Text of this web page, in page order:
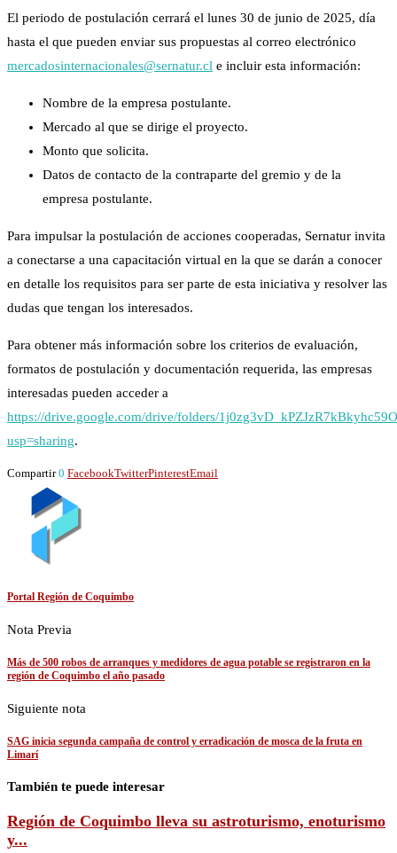
El periodo de postulación cerrará el lunes 30 de junio de 2025, día
hasta el que pueden enviar sus propuestas al correo electrónico
mercadosinternacionales@sernatur.cl e incluir esta información:
Nombre de la empresa postulante.
Mercado al que se dirige el proyecto.
Monto que solicita.
Datos de contacto de la contraparte del gremio y de la
empresa postulante.
Para impulsar la postulación de acciones cooperadas, Sernatur invita
a conectarse a una capacitación virtual en la que se darán a conocer
en detalle los requisitos para ser parte de esta iniciativa y resolver las
dudas que tengan los interesados.
Para obtener más información sobre los criterios de evaluación,
formatos de postulación y documentación requerida, las empresas
interesadas pueden acceder a
https://drive.google.com/drive/folders/
usp=sharing.
Compartir 0 FacebookTwitterPinterestEmail
Portal Región de Coquimbo
Nota Previa
Más de 500 robos de arranques y medidores de agua potable se registraron en la
región de Coquimbo el año pasado
Siguiente nota
SAG inicia segunda campaña de control y erradicación de mosca de la fruta en
Limarí
También te puede interesar
Región de Coquimbo lleva su astroturismo, enoturismo
y...